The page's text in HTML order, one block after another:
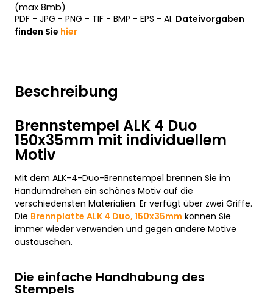
Beschreibung
Brennstempel ALK 4 Duo
150x35mm mit individuellem
Motiv
Mit dem ALK-4-Duo-Brennstempel brennen Sie im
Handumdrehen ein schönes Motiv auf die
verschiedensten Materialien. Er verfügt über zwei Griffe.
Die Brennplatte ALK 4 Duo, 150x35mm können Sie
immer wieder verwenden und gegen andere Motive
austauschen.
Die einfache Handhabung des
Stempels
(max 8mb)
PDF - JPG - PNG - TIF - BMP - EPS - AI. Dateivorgaben
finden Sie hier